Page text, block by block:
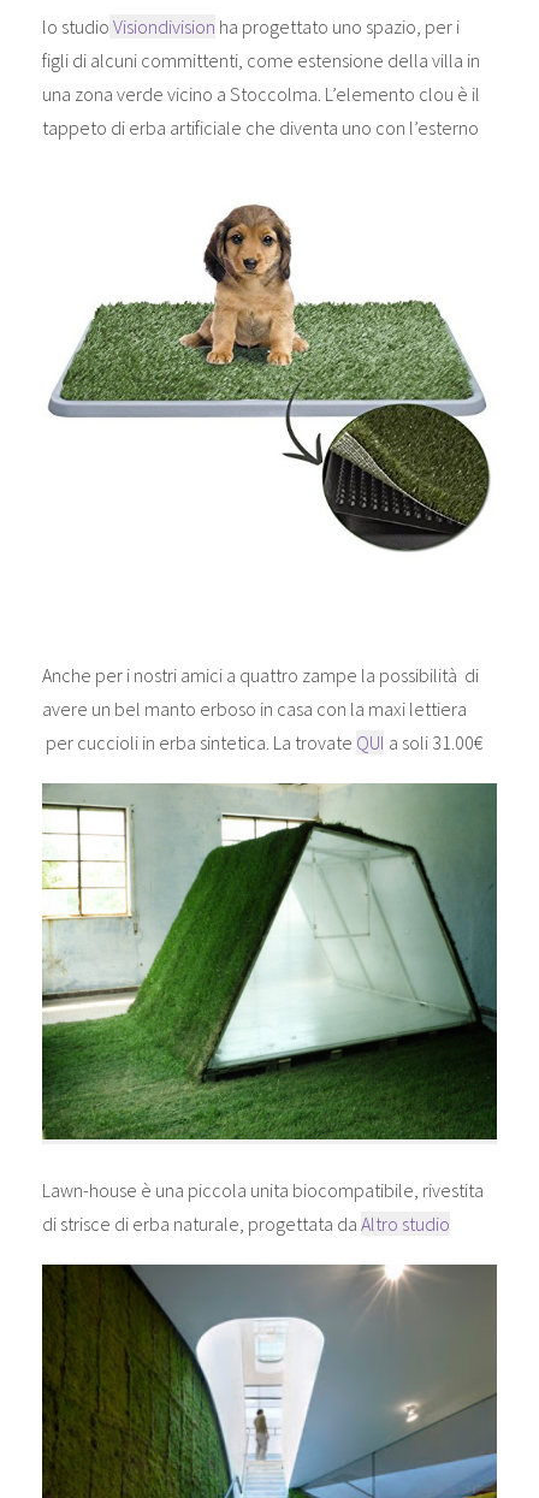
lo studio Visiondivision ha progettato uno spazio, per i
figli di alcuni committenti, come estensione della villa in
una zona verde vicino a Stoccolma. L’elemento clou è il
tappeto di erba artificiale che diventa uno con l’esterno
Anche per i nostri amici a quattro zampe la possibilità di
avere un bel manto erboso in casa con la maxi lettiera
per cuccioli in erba sintetica. La trovate QUI a soli 31.00€
Lawn-house è una piccola unita biocompatibile, rivestita
di strisce di erba naturale, progettata da Altro studio